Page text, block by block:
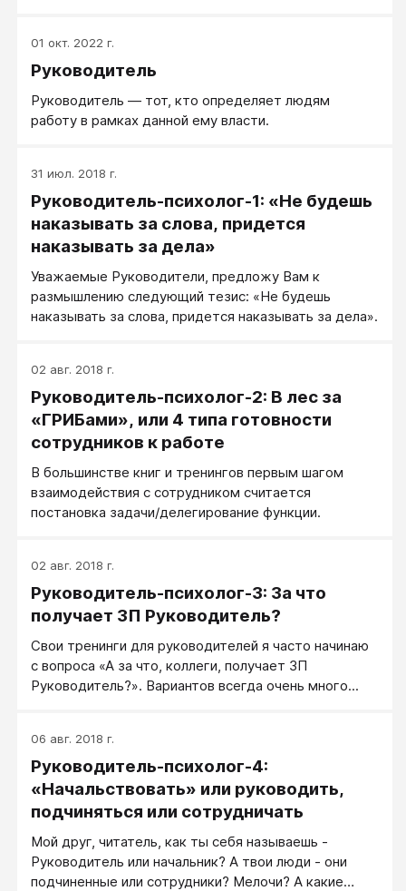
01 окт. 2022 г.
Руководитель
Руководитель — тот, кто определяет людям
работу в рамках данной ему власти.
31 июл. 2018 г.
Руководитель-психолог-1: «Не будешь
наказывать за слова, придется
наказывать за дела»
Уважаемые Руководители, предложу Вам к
размышлению следующий тезис: «Не будешь
наказывать за слова, придется наказывать за дела».
02 авг. 2018 г.
Руководитель-психолог-2: В лес за
«ГРИБами», или 4 типа готовности
сотрудников к работе
В большинстве книг и тренингов первым шагом
взаимодействия с сотрудником считается
постановка задачи/делегирование функции.
02 авг. 2018 г.
Руководитель-психолог-3: За что
получает ЗП Руководитель?
Свои тренинги для руководителей я часто начинаю
с вопроса «А за что, коллеги, получает ЗП
Руководитель?». Вариантов всегда очень много...
06 авг. 2018 г.
Руководитель-психолог-4:
«Начальствовать» или руководить,
подчиняться или сотрудничать
Мой друг, читатель, как ты себя называешь -
Руководитель или начальник? А твои люди - они
подчиненные или сотрудники? Мелочи? А какие